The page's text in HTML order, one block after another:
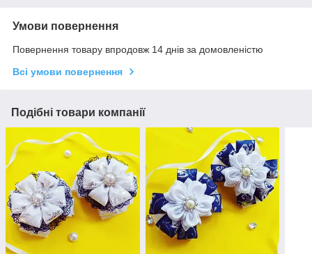
Умови повернення
Повернення товару впродовж 14 днів за домовленістю
Всі умови повернення
Подібні товари компанії